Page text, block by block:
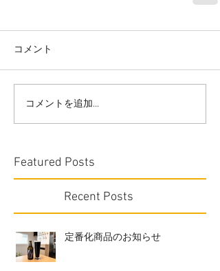
コメント
コメントを追加…
Featured Posts
Recent Posts
定番化商品のお知らせ